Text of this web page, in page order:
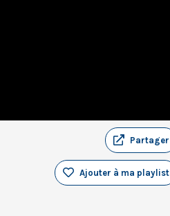
Partager
Ajouter à ma playlist